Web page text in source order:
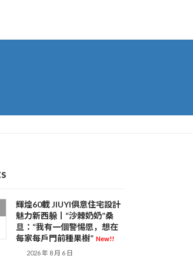
輝煌60載 JIUYI俱意住宅設計
魅力新西躲丨“沙棘奶奶”桑
旦：“我有一個警惕愿，想在
每家每戶門前種果樹” New!!
2026 年 8 月 6 日